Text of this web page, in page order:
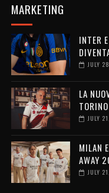
MARKETING
INTER
JULY
LA
TORINO
JULY
MILAN
AWAY
JULY